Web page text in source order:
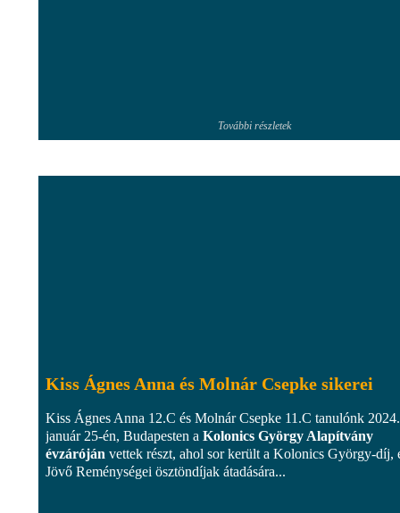
További részletek
Kiss Ágnes Anna és Molnár Csepke sikerei
Kiss Ágnes Anna 12.C és Molnár Csepke 11.C tanulónk 2024.
január 25-én, Budapesten a Kolonics György Alapítvány
évzáróján vettek részt, ahol sor került a Kolonics György-díj,
Jövő Reménységei ösztöndíjak átadására...